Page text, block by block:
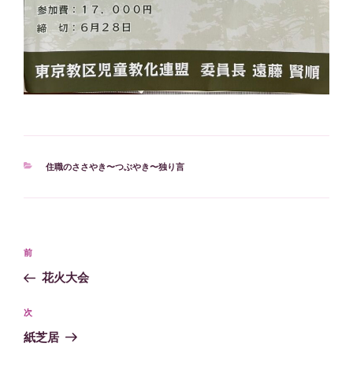
カ
住職のささやき〜つぶやき〜独り言
投
ナ
ビ
ゲ
過
去
投
稿
前
花火大会
次
の
次
紙芝居